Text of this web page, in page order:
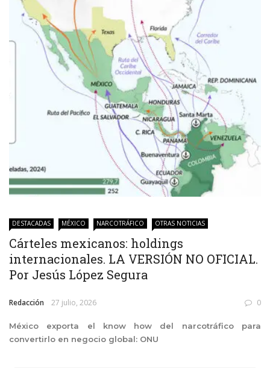
Nancy Nápoles niega haber planeado
su secuestro y relata cómo escapó
23:15
Nancy Nápoles, la alcaldesa de
Tenancingo acusada de
autosecuestrarse, rompe el silencio
21:30
DESTACADAS MÉXICO NARCOTRÁFICO OTRAS NOTICIAS
Cárteles mexicanos: holdings
internacionales. LA VERSIÓN NO OFICIAL.
Por Jesús López Segura
Redacción 27 julio, 2026 0
México exporta el know how del narcotráfico para
convertirlo en negocio global: ONU